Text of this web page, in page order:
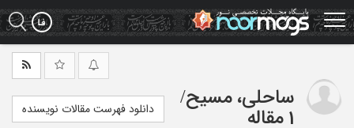
Skip
to
main
ساحلی، مسیح/
1 مقاله
دانلود فهرست مقالات نویسنده